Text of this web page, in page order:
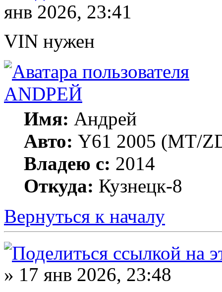
янв 2026, 23:41
VIN нужен
ANDРЕЙ
Имя: Андрей
Авто: Y61 2005 (МT/
Владею с: 2014
Откуда: Кузнецк-8
Вернуться к началу
» 17 янв 2026, 23:48